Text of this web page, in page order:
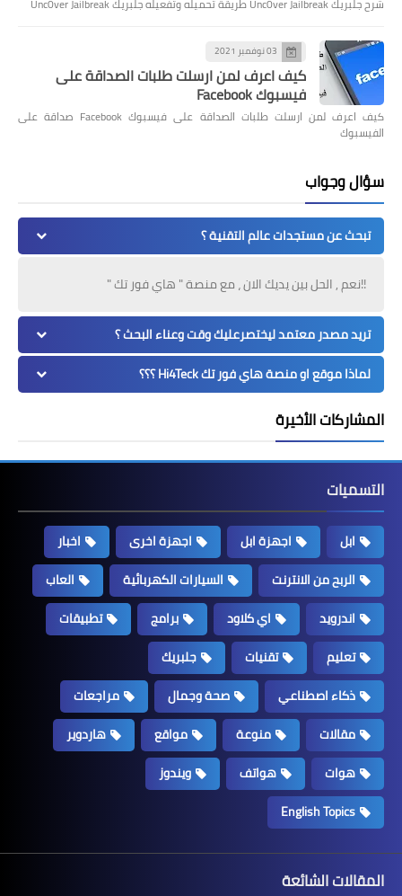
شرح جلبريك Unc0ver Jailbreak طريقة تحميله وتفعيله جلبريك Unc0ver Jailbreak
03 نوفمبر 2021
كيف اعرف لمن ارسلت طلبات الصداقة على
فيسبوك Facebook
كيف اعرف لمن ارسلت طلبات الصداقة على فيسبوك Facebook صداقة على
الفيسبوك
سؤال وجواب
تبحث عن مستجدات عالم التقنية ؟
!!نعم , الحل بين يديك الان ، مع منصة " هاي فور تك "
تريد مصدر معتمد ليختصرعليك وقت وعناء البحث ؟
لماذا موقع او منصة هاي فور تك Hi4Teck ؟؟؟
المشاركات الأخيرة
التسميات
ابل اجهزة ابل اجهزة اخرى
اخبار
الربح من الانترنت
السيارات الكهربائية
العاب
اندرويد
اي كلاود برامج
تطبيقات
تعليم
تقنيات
جلبريك
ذكاء اصطناعي
صحة وجمال
مراجعات
مقالات
منوعة مواقع
هاردوير
هوات
هواتف
ويندوز
English Topics
المقالات الشائعة